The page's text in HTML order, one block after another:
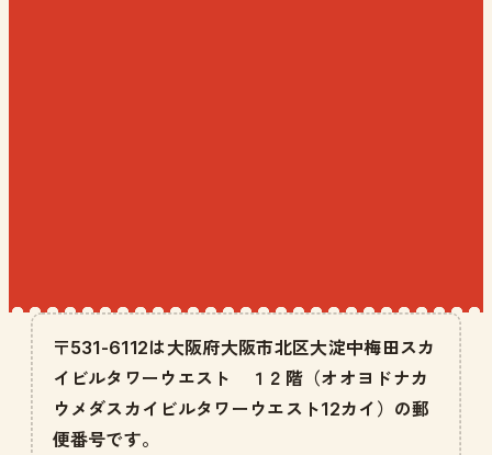
〒531-6112は大阪府大阪市北区大淀中梅田スカ
イビルタワーウエスト １２階（オオヨドナカ
ウメダスカイビルタワーウエスト12カイ）の郵
便番号です。